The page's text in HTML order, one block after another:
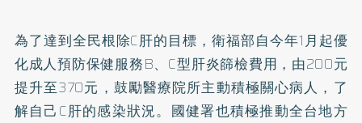
為了達到全民根除C肝的目標，衛福部自今年1月起優
化成人預防保健服務B、C型肝炎篩檢費用，由200元
提升至370元，鼓勵醫療院所主動積極關心病人，了
解自己C肝的感染狀況。國健署也積極推動全台地方